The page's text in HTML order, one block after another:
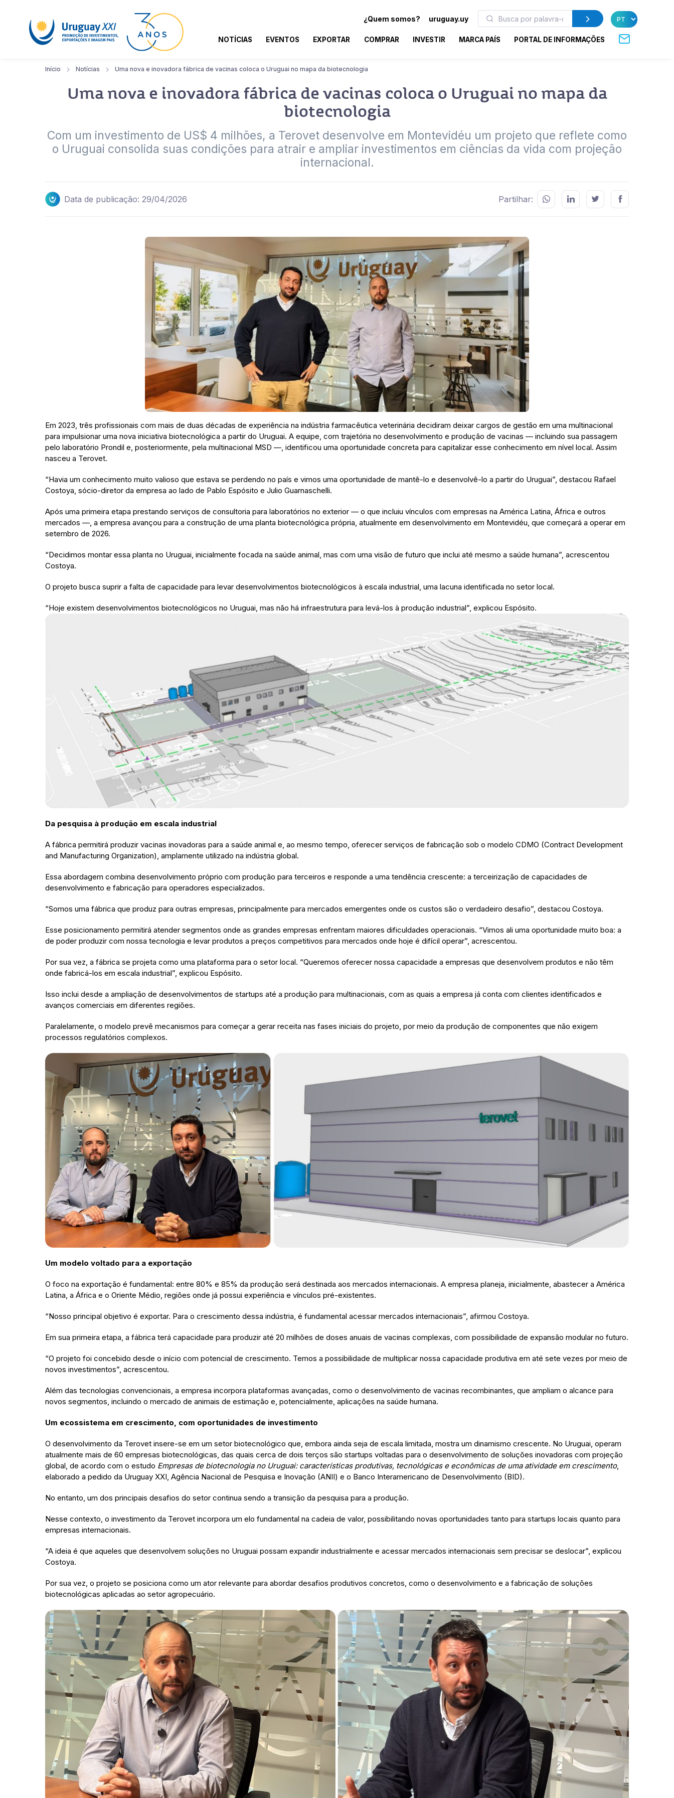
¿Quem somos? uruguay.uy
NOTÍCIAS EVENTOS EXPORTAR COMPRAR INVESTIR MARCA PAÍS PORTAL DE INFORMAÇÕES
Início Notícias Uma nova e inovadora fábrica de vacinas coloca o Uruguai no mapa da biotecnologia
Uma nova e inovadora fábrica de vacinas coloca o Uruguai no mapa da
biotecnologia
Com um investimento de US$ 4 milhões, a Terovet desenvolve em Montevidéu um projeto que reflete como
o Uruguai consolida suas condições para atrair e ampliar investimentos em ciências da vida com projeção
internacional.
Data de publicação: 29/04/2026 Partilhar:
Em 2023, três profissionais com mais de duas décadas de experiência na indústria farmacêutica veterinária decidiram deixar cargos de gestão em uma multinacional
para impulsionar uma nova iniciativa biotecnológica a partir do Uruguai. A equipe, com trajetória no desenvolvimento e produção de vacinas — incluindo sua passagem
pelo laboratório Prondil e, posteriormente, pela multinacional MSD —, identificou uma oportunidade concreta para capitalizar esse conhecimento em nível local. Assim
nasceu a Terovet.
“Havia um conhecimento muito valioso que estava se perdendo no país e vimos uma oportunidade de mantê-lo e desenvolvê-lo a partir do Uruguai”, destacou Rafael
Costoya, sócio-diretor da empresa ao lado de Pablo Espósito e Julio Guarnaschelli.
Após uma primeira etapa prestando serviços de consultoria para laboratórios no exterior — o que incluiu vínculos com empresas na América Latina, África e outros
mercados —, a empresa avançou para a construção de uma planta biotecnológica própria, atualmente em desenvolvimento em Montevidéu, que começará a operar em
setembro de 2026.
“Decidimos montar essa planta no Uruguai, inicialmente focada na saúde animal, mas com uma visão de futuro que inclui até mesmo a saúde humana”, acrescentou
Costoya.
O projeto busca suprir a falta de capacidade para levar desenvolvimentos biotecnológicos à escala industrial, uma lacuna identificada no setor local.
“Hoje existem desenvolvimentos biotecnológicos no Uruguai, mas não há infraestrutura para levá-los à produção industrial”, explicou Espósito.
Da pesquisa à produção em escala industrial
A fábrica permitirá produzir vacinas inovadoras para a saúde animal e, ao mesmo tempo, oferecer serviços de fabricação sob o modelo CDMO (Contract Development
and Manufacturing Organization), amplamente utilizado na indústria global.
Essa abordagem combina desenvolvimento próprio com produção para terceiros e responde a uma tendência crescente: a terceirização de capacidades de
desenvolvimento e fabricação para operadores especializados.
“Somos uma fábrica que produz para outras empresas, principalmente para mercados emergentes onde os custos são o verdadeiro desafio”, destacou Costoya.
Esse posicionamento permitirá atender segmentos onde as grandes empresas enfrentam maiores dificuldades operacionais. “Vimos ali uma oportunidade muito boa: a
de poder produzir com nossa tecnologia e levar produtos a preços competitivos para mercados onde hoje é difícil operar”, acrescentou.
Por sua vez, a fábrica se projeta como uma plataforma para o setor local. “Queremos oferecer nossa capacidade a empresas que desenvolvem produtos e não têm
onde fabricá-los em escala industrial”, explicou Espósito.
Isso inclui desde a ampliação de desenvolvimentos de startups até a produção para multinacionais, com as quais a empresa já conta com clientes identificados e
avanços comerciais em diferentes regiões.
Paralelamente, o modelo prevê mecanismos para começar a gerar receita nas fases iniciais do projeto, por meio da produção de componentes que não exigem
processos regulatórios complexos.
Um modelo voltado para a exportação
O foco na exportação é fundamental: entre 80% e 85% da produção será destinada aos mercados internacionais. A empresa planeja, inicialmente, abastecer a América
Latina, a África e o Oriente Médio, regiões onde já possui experiência e vínculos pré-existentes.
“Nosso principal objetivo é exportar. Para o crescimento dessa indústria, é fundamental acessar mercados internacionais”, afirmou Costoya.
Em sua primeira etapa, a fábrica terá capacidade para produzir até 20 milhões de doses anuais de vacinas complexas, com possibilidade de expansão modular no futuro.
“O projeto foi concebido desde o início com potencial de crescimento. Temos a possibilidade de multiplicar nossa capacidade produtiva em até sete vezes por meio de
novos investimentos”, acrescentou.
Além das tecnologias convencionais, a empresa incorpora plataformas avançadas, como o desenvolvimento de vacinas recombinantes, que ampliam o alcance para
novos segmentos, incluindo o mercado de animais de estimação e, potencialmente, aplicações na saúde humana.
Um ecossistema em crescimento, com oportunidades de investimento
O desenvolvimento da Terovet insere-se em um setor biotecnológico que, embora ainda seja de escala limitada, mostra um dinamismo crescente. No Uruguai, operam
atualmente mais de 60 empresas biotecnológicas, das quais cerca de dois terços são startups voltadas para o desenvolvimento de soluções inovadoras com projeção
global, de acordo com o estudo Empresas de biotecnologia no Uruguai: características produtivas, tecnológicas e econômicas de uma atividade em crescimento,
elaborado a pedido da Uruguay XXI, Agência Nacional de Pesquisa e Inovação (ANII) e o Banco Interamericano de Desenvolvimento (BID).
No entanto, um dos principais desafios do setor continua sendo a transição da pesquisa para a produção.
Nesse contexto, o investimento da Terovet incorpora um elo fundamental na cadeia de valor, possibilitando novas oportunidades tanto para startups locais quanto para
empresas internacionais.
“A ideia é que aqueles que desenvolvem soluções no Uruguai possam expandir industrialmente e acessar mercados internacionais sem precisar se deslocar”, explicou
Costoya.
Por sua vez, o projeto se posiciona como um ator relevante para abordar desafios produtivos concretos, como o desenvolvimento e a fabricação de soluções
biotecnológicas aplicadas ao setor agropecuário.